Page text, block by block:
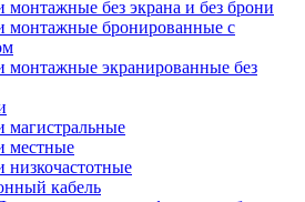
монтажные без экрана и без брони
монтажные бронированные с
монтажные экранированные без
магистральные
местные
низкочастотные
кабель